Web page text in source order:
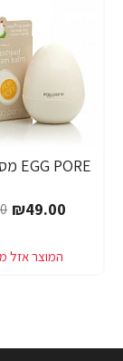
-30%
₪49.00